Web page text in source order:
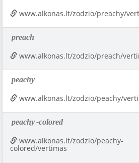
www.alkonas.lt/zodzio/preachy/
preach
www.alkonas.lt/zodzio/preach/
peachy
www.alkonas.lt/zodzio/peachy/
peachy-colored
www.alkonas.lt/zodzio/peachy-
colored/vertimas